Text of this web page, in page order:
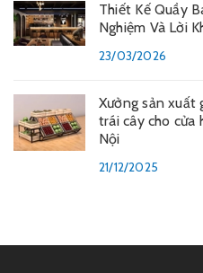
Thiết Kế Quầy
Nghiệm Và Lời
23/03/2026
Xưởng sản xuất
trái cây cho cửa
Nội
21/12/2025